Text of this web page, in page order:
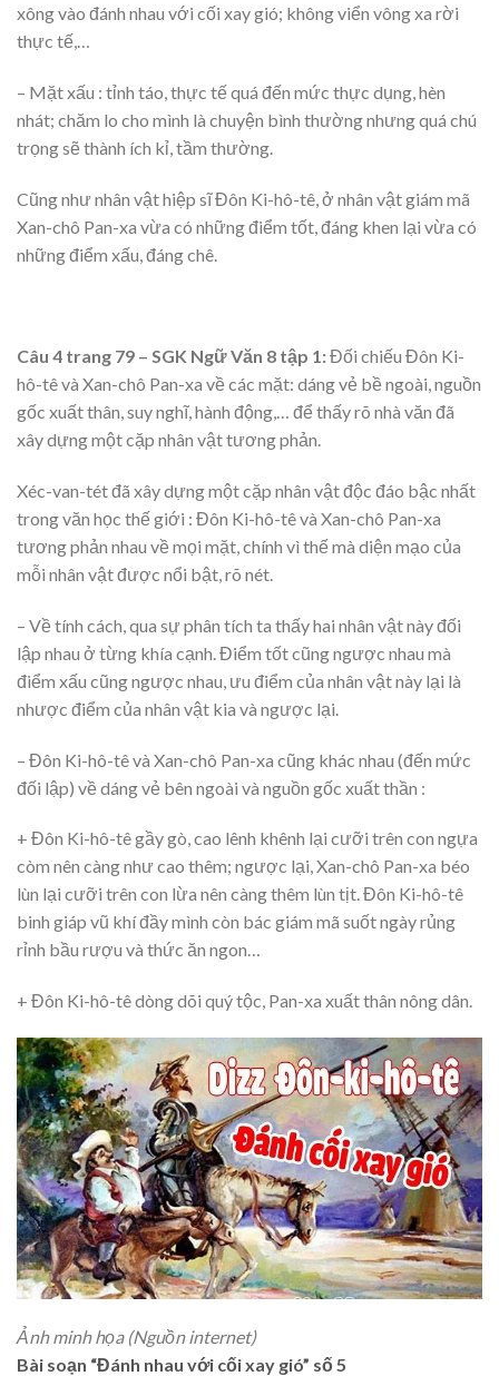
xông vào đánh nhau với cối xay gió; không viển vông xa rời
thực tế,…
– Mặt xấu : tỉnh táo, thực tế quá đến mức thực dụng, hèn
nhát; chăm lo cho mình là chuyện bình thường nhưng quá chú
trọng sẽ thành ích kỉ, tầm thường.
Cũng như nhân vật hiệp sĩ Đôn Ki-hô-tê, ở nhân vật giám mã
Xan-chô Pan-xa vừa có những điểm tốt, đáng khen lại vừa có
những điểm xấu, đáng chê.
Câu 4 trang 79 – SGK Ngữ Văn 8 tập 1:Đối chiếu Đôn Ki-
hô-tê và Xan-chô Pan-xa về các mặt: dáng vẻ bề ngoài, nguồn
gốc xuất thân, suy nghĩ, hành động,… để thấy rõ nhà văn đã
xây dựng một cặp nhân vật tương phản.
Xéc-van-tét đã xây dựng một cặp nhân vật độc đáo bậc nhất
trong văn học thế giới : Đôn Ki-hô-tê và Xan-chô Pan-xa
tương phản nhau về mọi mặt, chính vì thế mà diện mạo của
mỗi nhân vật được nổi bật, rõ nét.
– Về tính cách, qua sự phân tích ta thấy hai nhân vật này đối
lập nhau ở từng khía cạnh. Điểm tốt cũng ngược nhau mà
điểm xấu cũng ngược nhau, ưu điểm của nhân vật này lại là
nhược điểm của nhân vật kia và ngược lại.
– Đôn Ki-hô-tê và Xan-chô Pan-xa cũng khác nhau (đến mức
đối lập) về dáng vẻ bên ngoài và nguồn gốc xuất thần :
+ Đôn Ki-hô-tê gầy gò, cao lênh khênh lại cưỡi trên con ngựa
còm nên càng như cao thêm; ngược lại, Xan-chô Pan-xa béo
lùn lại cưỡi trên con lừa nên càng thêm lùn tịt. Đôn Ki-hô-tê
binh giáp vũ khí đầy mình còn bác giám mã suốt ngày rủng
rỉnh bầu rượu và thức ăn ngon…
+ Đôn Ki-hô-tê dòng dõi quý tộc, Pan-xa xuất thân nông dân.
Ảnh minh họa (Nguồn internet)
Bài soạn “Đánh nhau với cối xay gió” số 5